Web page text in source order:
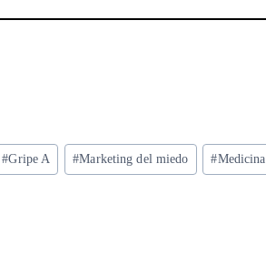
#Gripe A #Marketing del miedo #Medicina